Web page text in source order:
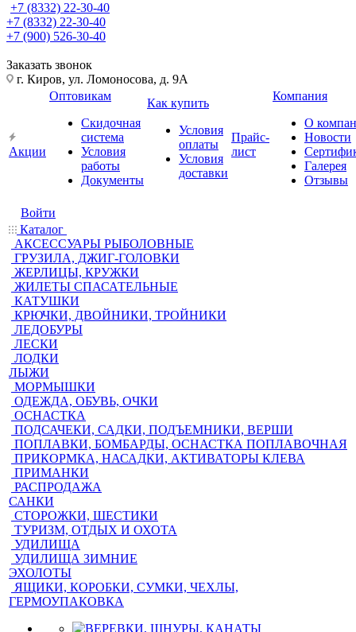
+7 (8332) 22-30-40
+7 (8332) 22-30-40
+7 (900) 526-30-40
Заказать звонок
г. Киров, ул. Ломоносова, д. 9А
Акции
Оптовикам
Скидочная
система
Условия
работы
Документы
Как купить
Условия
оплаты
Условия
доставки
Прайс-
лист
Компания
О
Новости
Галерея
Отзывы
Войти
Каталог
АКСЕССУАРЫ РЫБОЛОВНЫЕ
ГРУЗИЛА, ДЖИГ-ГОЛОВКИ
ЖЕРЛИЦЫ, КРУЖКИ
ЖИЛЕТЫ СПАСАТЕЛЬНЫЕ
КАТУШКИ
КРЮЧКИ, ДВОЙНИКИ, ТРОЙНИКИ
ЛЕДОБУРЫ
ЛЕСКИ
ЛОДКИ
ЛЫЖИ
МОРМЫШКИ
ОДЕЖДА, ОБУВЬ, ОЧКИ
ОСНАСТКА
ПОДСАЧЕКИ, САДКИ, ПОДЪЕМНИКИ, ВЕРШИ
ПОПЛАВКИ, БОМБАРДЫ, ОСНАСТКА ПОПЛАВОЧНАЯ
ПРИКОРМКА, НАСАДКИ, АКТИВАТОРЫ КЛЕВА
ПРИМАНКИ
РАСПРОДАЖА
САНКИ
СТОРОЖКИ, ШЕСТИКИ
ТУРИЗМ, ОТДЫХ И ОХОТА
УДИЛИЩА
УДИЛИЩА ЗИМНИЕ
ЭХОЛОТЫ
ЯЩИКИ, КОРОБКИ, СУМКИ, ЧЕХЛЫ,
ГЕРМОУПАКОВКА